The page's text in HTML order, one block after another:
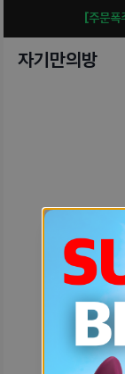
[주문폭
자기만의방